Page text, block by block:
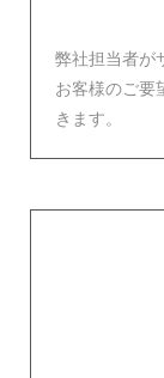
弊社担当者が
お客様のご要
きます。